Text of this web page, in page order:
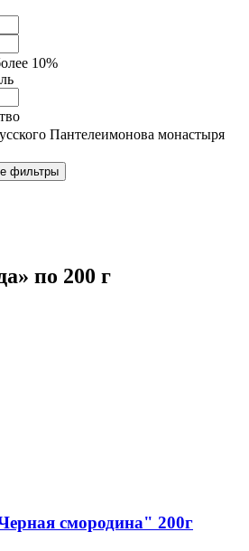
10%
Пантелеимонова монастыря
по 200 г
смородина" 200г